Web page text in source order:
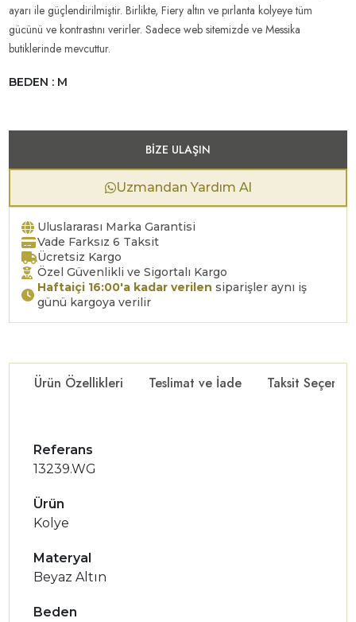
ayarı ile güçlendirilmiştir. Birlikte, Fiery altın ve pırlanta kolyeye tüm
gücünü ve kontrastını verirler. Sadece web sitemizde ve Messika
butiklerinde mevcuttur.
BEDEN : M
BIZE ULAŞIN
Uzmandan Yardım Al
Uluslararası Marka Garantisi
Vade Farksız 6 Taksit
Ücretsiz Kargo
Özel Güvenlikli ve Sigortalı Kargo
Haftaiçi 16:00'a kadar verilen siparişler aynı iş
günü kargoya verilir
Ürün Özellikleri Teslimat ve İade Taksit
Referans
13239.WG
Ürün
Kolye
Materyal
Beyaz Altın
Beden